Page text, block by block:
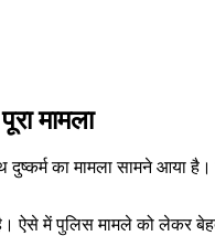
मामला
दुष्कर्म का मामला सामने आया
ऐसे में पुलिस मामले को लेकर